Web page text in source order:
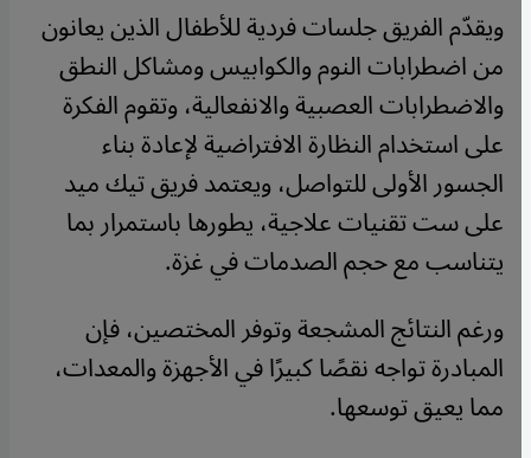
ويقدّم الفريق جلسات فردية للأطفال الذين يعانون
من اضطرابات النوم والكوابيس ومشاكل النطق
والاضطرابات العصبية والانفعالية، وتقوم الفكرة
على استخدام النظارة الافتراضية لإعادة بناء
الجسور الأولى للتواصل، ويعتمد فريق تيك ميد
على ست تقنيات علاجية، يطورها باستمرار بما
يتناسب مع حجم الصدمات في غزة.
ورغم النتائج المشجعة وتوفر المختصين، فإن
المبادرة تواجه نقصًا كبيرًا في الأجهزة والمعدات،
مما يعيق توسعها.